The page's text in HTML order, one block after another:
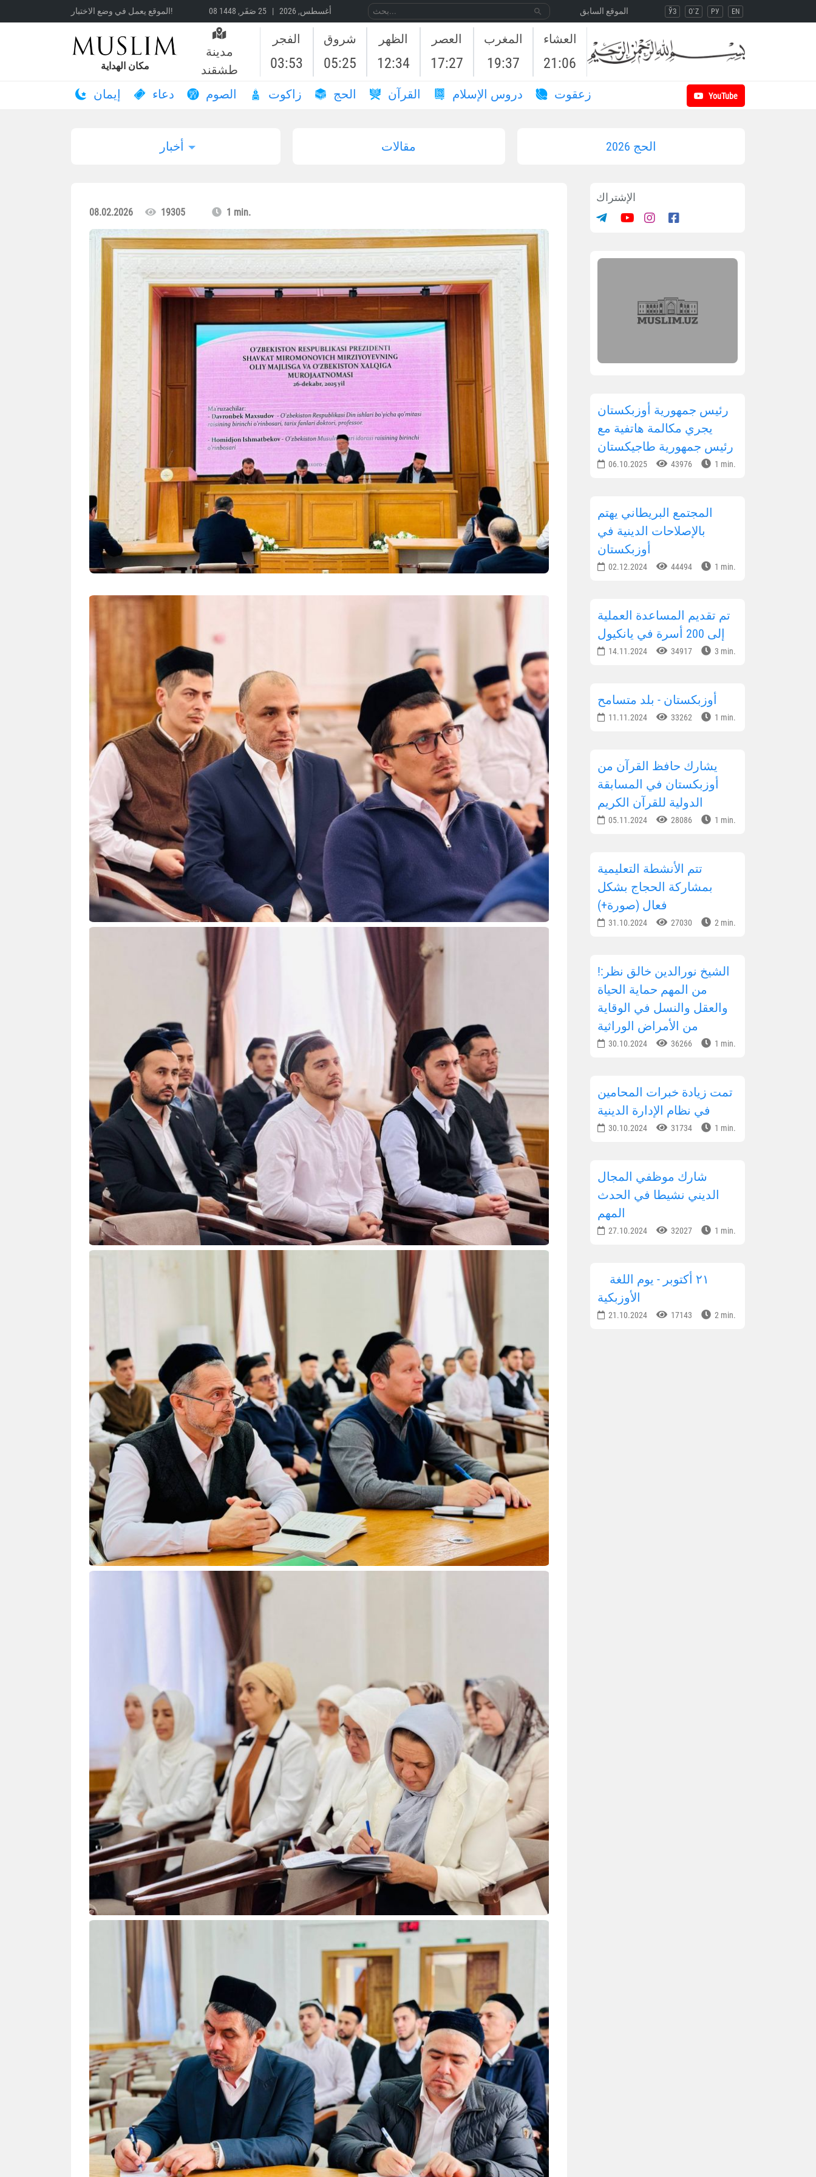
الموقع يعمل في وضع الاختبار! 08 أغسطس, 2026 | 25 صَفَر, 1448 الموقع السابق ЎЗ O`Z РУ EN
مكان الهداية
مدينة
طشقند
الفجر
03:53
شروق
05:25
الظهر
12:34
العصر
17:27
المغرب
19:37
العشاء
21:06
إيمان دعاء الصوم زاكوت الحج القرآن دروس الإسلام زعقوت YouTube
أخبار مقالات الحج 2026
08.02.2026 19305 1 min.
الإشتراك
رئيس جمهورية أوزبكستان
يجري مكالمة هاتفية مع
رئيس جمهورية طاجيكستان
06.10.2025 43976 1 min.
المجتمع البريطاني يهتم
بالإصلاحات الدينية في
أوزبكستان
02.12.2024 44494 1 min.
تم تقديم المساعدة العملية
إلى 200 أسرة في يانكيول
14.11.2024 34917 3 min.
أوزبكستان - بلد متسامح
11.11.2024 33262 1 min.
يشارك حافظ القرآن من
أوزبكستان في المسابقة
الدولية للقرآن الكريم
05.11.2024 28086 1 min.
تتم الأنشطة التعليمية
بمشاركة الحجاج بشكل
فعال (صورة+)
31.10.2024 27030 2 min.
!الشيخ نورالدين خالق نظر:
من المهم حماية الحياة
والعقل والنسل في الوقاية
من الأمراض الوراثية
30.10.2024 36266 1 min.
تمت زيادة خبرات المحامين
في نظام الإدارة الدينية
30.10.2024 31734 1 min.
شارك موظفي المجال
الديني نشيطا في الحدث
المهم
27.10.2024 32027 1 min.
الأوزبكية
21.10.2024 17143 2 min.